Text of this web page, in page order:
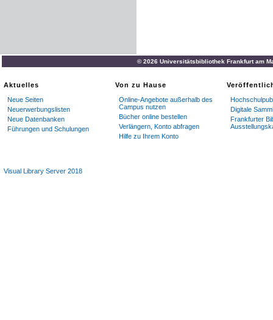
© 2026 Universitätsbibliothek Frankfurt am
Aktuelles
Neue Seiten
Neuerwerbungslisten
Neue Datenbanken
Führungen und Schulungen
Von zu Hause
Online-Angebote außerhalb des
Campus nutzen
Bücher online bestellen
Verlängern, Konto abfragen
Hilfe zu Ihrem Konto
Digitale
Frankfurter
Visual Library Server 2018